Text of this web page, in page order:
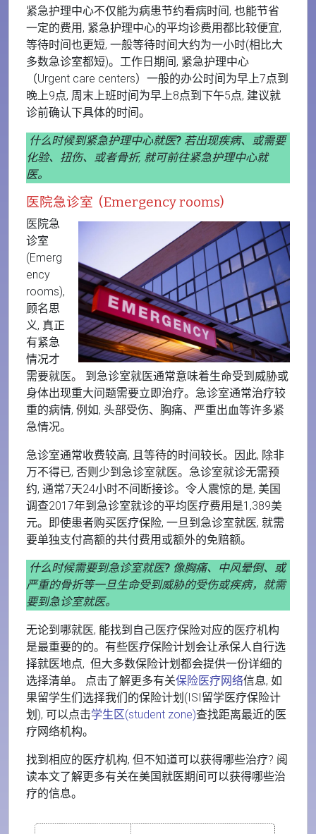
紧急护理中心不仅能为病患节约看病时间, 也能节省
一定的费用, 紧急护理中心的平均诊费用都比较便宜,
等待时间也更短, 一般等待时间大约为一小时(相比大
多数急诊室都短)。工作日期间, 紧急护理中心
（Urgent care centers）一般的办公时间为早上7点到
晚上9点, 周末上班时间为早上8点到下午5点, 建议就
诊前确认下具体的时间。
什么时候到紧急护理中心就医? 若出现疾病、或需要
化验、扭伤、或者骨折, 就可前往紧急护理中心就
医。
医院急诊室 (Emergency rooms)
医院急
诊室
(Emerg
ency
rooms),
顾名思
义, 真正
有紧急
情况才
需要就医。 到急诊室就医通常意味着生命受到威胁或
身体出现重大问题需要立即治疗。急诊室通常治疗较
重的病情, 例如, 头部受伤、胸痛、严重出血等许多紧
急情况。
急诊室通常收费较高, 且等待的时间较长。因此, 除非
万不得已, 否则少到急诊室就医。急诊室就诊无需预
约, 通常7天24小时不间断接诊。令人震惊的是, 美国
调查2017年到急诊室就诊的平均医疗费用是1,389美
元。即使患者购买医疗保险, 一旦到急诊室就医, 就需
要单独支付高额的共付费用或额外的免赔额。
什么时候需要到急诊室就医? 像胸痛、中风晕倒、或
严重的骨折等一旦生命受到威胁的受伤或疾病，就需
要到急诊室就医。
无论到哪就医, 能找到自己医疗保险对应的医疗机构
是最重要的的。有些医疗保险计划会让承保人自行选
择就医地点, 但大多数保险计划都会提供一份详细的
选择清单。 点击了解更多有关保险医疗网络信息, 如
果留学生们选择我们的保险计划(ISI留学医疗保险计
划), 可以点击学生区(student zone)查找距离最近的医
疗网络机构。
找到相应的医疗机构, 但不知道可以获得哪些治疗? 阅
读本文了解更多有关在美国就医期间可以获得哪些治
疗的信息。